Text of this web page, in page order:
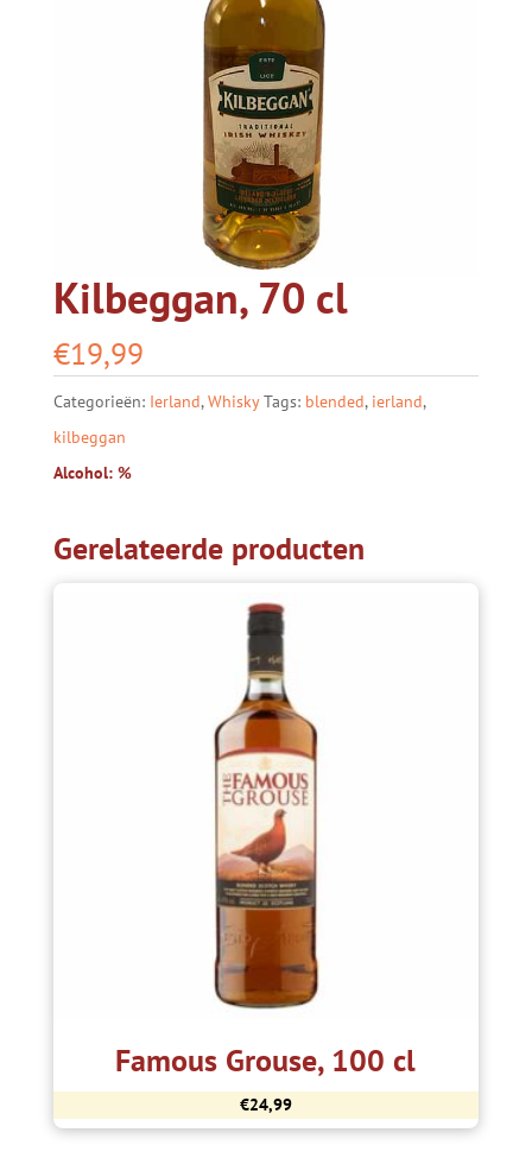
Kilbeggan, 70 cl
€19,99
Categorieën: Ierland,Whisky Tags: blended, ierland,
kilbeggan
Alcohol: %
Gerelateerde producten
Famous Grouse, 100 cl
€24,99